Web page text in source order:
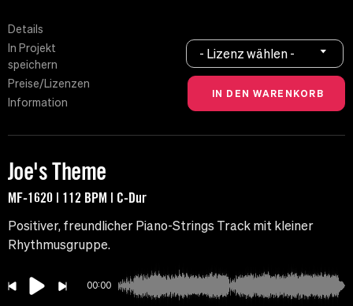
Details
In Projekt
speichern
Preise/Lizenzen
Information
- Lizenz wählen -
Joe's Theme
MF-1620 | 112 BPM | C-Dur
Positiver, freundlicher Piano-Strings Track mit kleiner
Rhythmusgruppe.
00:00